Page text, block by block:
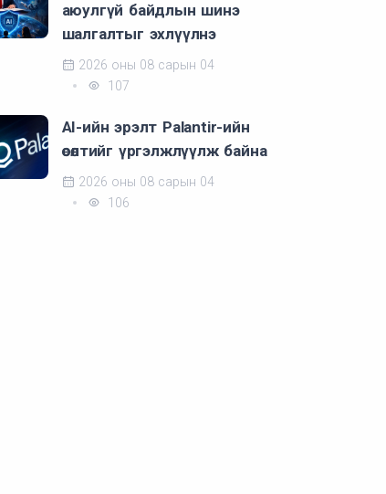
аюулгүй байдлын шинэ
шалгалтыг эхлүүлнэ
2026 оны 08 сарын 04
107
AI-ийн эрэлт Palantir-ийн
өсөлтийг үргэлжлүүлж байна
2026 оны 08 сарын 04
106